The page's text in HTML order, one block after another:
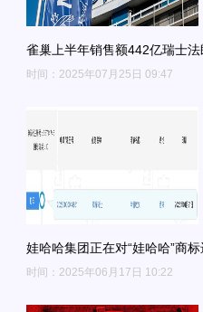
雀巢上半年销售额442亿瑞士
时间：2025年07月25日 09:47
娃哈哈集团正在对“娃哈哈”商标
时间：2025年06月17日 10:22